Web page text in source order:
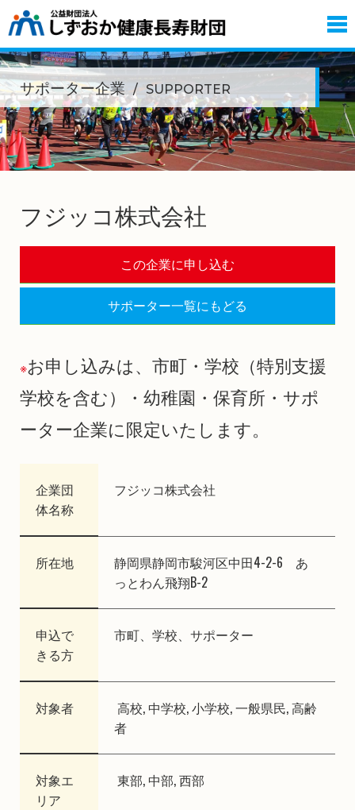
サポーター企業 SUPPORTER
フジッコ株式会社
この企業に申し込む
サポーター一覧にもどる
※お申し込みは、市町・学校（特別支援
学校を含む）・幼稚園・保育所・サポ
ーター企業に限定いたします。
企業団
体名称
フジッコ株式会社
所在地
静岡県静岡市駿河区中田4-2-6 あ
っとわん飛翔B-2
申込で
きる方
市町、学校、サポーター
対象者
高校, 中学校, 小学校, 一般県民, 高齢
者
対象エ
リア
東部, 中部, 西部